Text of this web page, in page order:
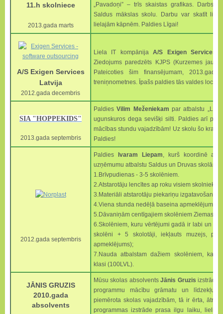
11.h skolniece
2013.gada marts
„Pavadoņi” – trīs skaistas grafikas. Darbs
Saldus mākslas skolu. Darbu var skatīt
lielajām kāpnēm. Paldies Līgai!
A/S Exigen Services
Latvija
2012.gada decembris
Liela IT kompānijaA/S Exigen Services
Ziedojums paredzēts KJPS (Kurzemes
Pateicoties šim finansējumam,
treniņnometnes. Īpašs paldies tās valdes
SIA "HOPPEKIDS"
2013.gada septembris
PaldiesVilim Meženiekam par atbalstu
ugunskuros dega sevišķi silti. Paldies arī par
mācības stundu vajadzībām! Uz skolu šo
Paldies!
2012.gada septembris
Paldies Ivaram Liepam, kurš koordinē
uzņēmumu atbalstu Saldus un Druvas skolām.
1.Brīvpudienas - 3-5 skolēniem.
2.Atstarotāju lencītes ap roku visiem
3.Materiāli atstarotāju piekariņu izgatavošanai.
4.Viena stunda nedēļā baseina apmeklējums
5.Dāvaniņām centīgajiem skolēniem
6.Skolēniem, kuru vērtējumi gadā ir labi un
skolēni + 5 skolotāji, iekļauts muzejs,
apmeklējums);
7.Nauda atbalstam dažiem skolēniem,
klasi (100LVL).
JĀNIS GRUZIS
2010.gada
absolvents
Mūsu skolas absolventsJānis Gruzis
programmu mācību grāmatu un līdzekļu
piemērota skolas vajadzībām, tā ir ērta, ātra
programmas izstrāde prasa ilgu laiku,